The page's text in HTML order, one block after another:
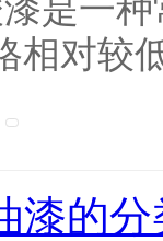
是一
相对较
漆的分